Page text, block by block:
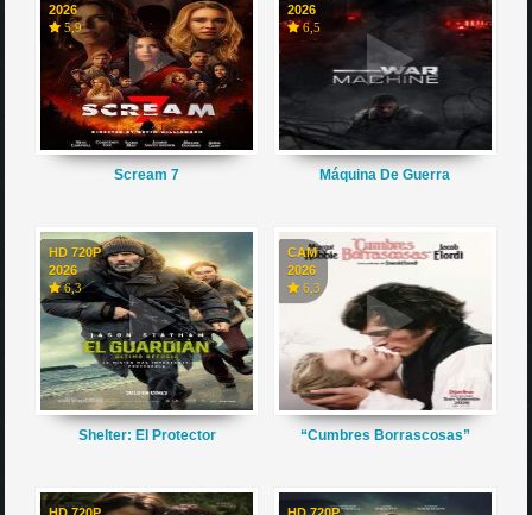
2026
5,9
Scream 7
2026
6,5
Máquina De Guerra
HD 720P
2026
6,3
Shelter: El Protector
CAM
2026
6,3
“Cumbres Borrascosas”